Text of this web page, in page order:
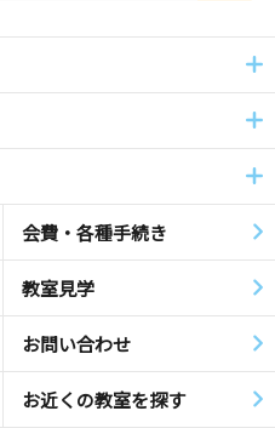
会費・各種手続き
教室見学
お問い合わせ
お近くの教室を探す